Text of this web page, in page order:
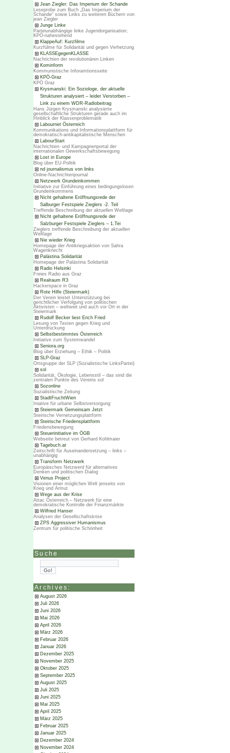
Jean Ziegler: Das Imperium der Schande
Leseprobe zum Buch „Das Imperium der
Schande“ sowie Links zu weiteren Büchern von
jean Ziegler
Junge Linke
Parteiunabhängige linke Jugendorganisation;
KPÖ-nahestehend
KlappeAuf: Kurzfilme
Kurzfülme für Solidarität und gegen Verhetzung
KLASSEgegenKLASSE
Nachrichten der revolutionären Linken
Kominform
Kommunistische Inforamtionsseite
KPÖ-Graz
KPÖ Graz
Krysmanski: Ein Soziologe, der aktuelle
Strukturen analysiert – leider Verstorben –
Link zu einem WDR-Radiobeitrag
Hans Jürgen Krysmanski analysierte
gesellschaftliche Strukturen gerade auch im
Hinblick der Klassenproblematik
Labournet Österreich
Kommunikations und Informationsplattform für
demokratisch-antikapitalistische Menschen
LabourStart
Nachrichten- und Kampagnenportal der
internationalen Gewerkschaftsbewegung
Lost in Europe
Blog über EU-Politik
nd journalismus von links
Online-Nachrichtenjournal
Netzwerk Grundeinkommen
Initiative zur Einführung eines bedingungslosen
Grundeinkommens
Nicht gehaltene Eröffnungsrede der
Salburger Festspiele Zieglers -2. Teil
Treffende Beschreibung der aktuellen Weltlage
Nicht gehaltene Eröffnungsrede der
Salzburger Festspiele Zieglers – 1.Tei
Zieglers treffende Beschreibung der aktuellen
Weltlage
Nie wieder Krieg
Homepage der Antikriegsaktion von Sahra
Wagenknecht
Palästina Solidarität
Homepage der Palästina Solidarität
Radio Helsinki
Freies Radio aus Graz
Realraum R3
Hackerspace in Graz
Rote Hilfe (Steiermark)
Der Verein leistet Unterstützung bei
gerichtlicher Verfolgung von politischen
Aktivisten – weltweit und auch vor Ort in der
Steiermark
Rudolf Becker liest Erich Fried
Lesung von Texten gegen Krieg und
Unterdrückung
Selbstbestimmtes Österreich
Initiative zum Systemwandel
Seniora.org
Blog über Erziehung – Ethik – Politik
SLP-Graz
Ortsgruppe der SLP (Sozialistische LinksPartei)
sol
Solidarität, Ökologie, Lebensstil – das sind die
zentralen Punkte des Vereins sol
Sozonline
Sozialistische Zeitung
StadtFruchtWien
Iniative für urbane Selbstversorgung
Steiermark Gemeinsam Jetzt
Steirische Vernetzungsplattform
Steirische Friedensplattform
Friedensbewegung
Steuerinitiative im ÖGB
Webseite betreut von Gerhard Kohlmaier
Tagebuch.at
Zeitschrift für Auseinandersetzung – links –
unabhängig
Transform Netzwerk
Europäisches Netzwerd für alternatives
Denken und politischen Dialog
Venus Project
Visionen einer möglichen Welt jenseits von
Krieg und Armut
Wege aus der Krise
Attac Österreich – Netzwerk für eine
demokratische Kontrolle der Finanzmärkte
Wilfried Hanser
Analysen der Gesellschaftskrise
ZPS Aggressiver Humanismus
Zentrum für politische Schönheit
Suche
Archives:
August 2026
Juli 2026
Juni 2026
Mai 2026
April 2026
März 2026
Februar 2026
Januar 2026
Dezember 2025
November 2025
Oktober 2025
September 2025
August 2025
Juli 2025
Juni 2025
Mai 2025
April 2025
März 2025
Februar 2025
Januar 2025
Dezember 2024
November 2024